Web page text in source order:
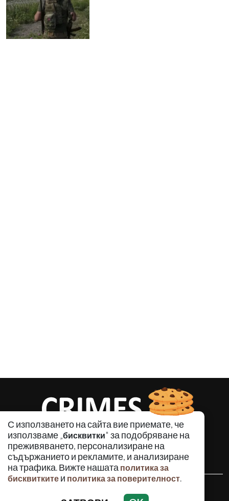
С използването на сайта вие приемате, че
използваме „бисквитки" за подобряване на
преживяването, персонализиране на
съдържанието и рекламите, и анализиране
на трафика. Вижте нашата политика за
бисквитките и политика за поверителност.